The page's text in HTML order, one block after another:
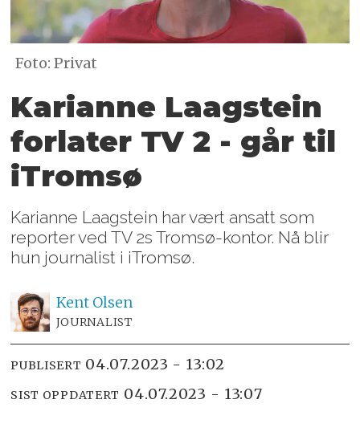
Foto: Privat
Karianne Laagstein
forlater TV 2 - går til
iTromsø
Karianne Laagstein har vært ansatt som
reporter ved TV 2s Tromsø-kontor. Nå blir
hun journalist i iTromsø.
Kent Olsen
JOURNALIST
PUBLISERT 04.07.2023 - 13:02
SIST OPPDATERT 04.07.2023 - 13:07